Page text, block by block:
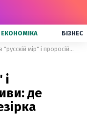
ЕКОНОМІКА БІЗНЕС
Тягнув "русскій мір" і проросійські наративи: де зараз колишня телезірка Андрій Доманський
де